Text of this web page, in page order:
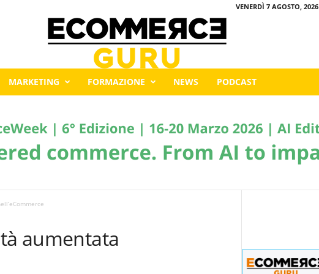
VENERDÌ 7 AGOSTO, 2026
MARKETING FORMAZIONE NEWS PODCAST
aumentata